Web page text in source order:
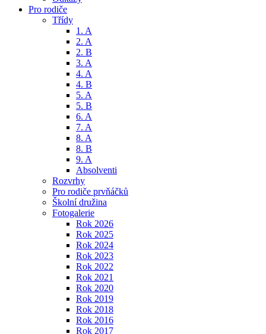
Pro rodiče
Třídy
1. A
2. A
2. B
3. A
4. A
4. B
5. A
5. B
6. A
7. A
8. A
8. B
9. A
Absolventi
Rozvrhy
Pro rodiče prvňáčků
Školní družina
Fotogalerie
Rok 2026
Rok 2025
Rok 2024
Rok 2023
Rok 2022
Rok 2021
Rok 2020
Rok 2019
Rok 2018
Rok 2016
Rok 2017